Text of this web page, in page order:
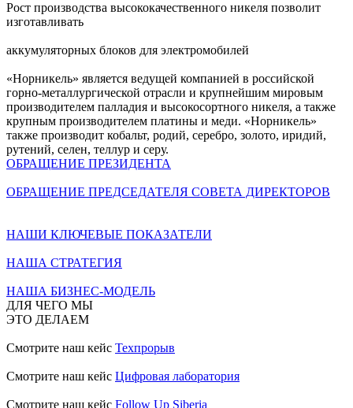
Рост производства высококачественного никеля позволит
изготавливать
аккумуляторных блоков для электромобилей
«Норникель» является ведущей компанией в российской
горно-металлургической отрасли и крупнейшим мировым
производителем палладия и высокосортного никеля, а также
крупным производителем платины и меди. «Норникель»
также производит кобальт, родий, серебро, золото, иридий,
рутений, селен, теллур и серу.
ОБРАЩЕНИЕ ПРЕЗИДЕНТА
ОБРАЩЕНИЕ ПРЕДСЕДАТЕЛЯ СОВЕТА ДИРЕКТОРОВ
НАШИ КЛЮЧЕВЫЕ ПОКАЗАТЕЛИ
НАША СТРАТЕГИЯ
НАША БИЗНЕС-МОДЕЛЬ
ДЛЯ ЧЕГО МЫ
ЭТО ДЕЛАЕМ
Смотрите наш кейс Техпрорыв
Смотрите наш кейс Цифровая лаборатория
Смотрите наш кейс Follow Up Siberia